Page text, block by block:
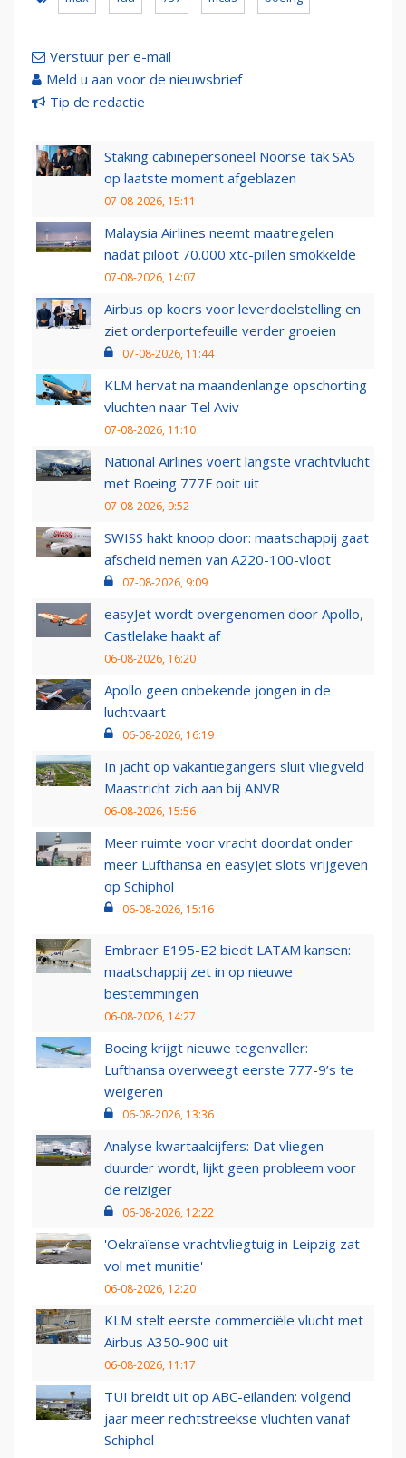
Verstuur per e-mail
Meld u aan voor de nieuwsbrief
Tip de redactie
Staking cabinepersoneel Noorse tak SAS
op laatste moment afgeblazen
07-08-2026, 15:11
Malaysia Airlines neemt maatregelen
nadat piloot 70.000 xtc-pillen smokkelde
07-08-2026, 14:07
Airbus op koers voor leverdoelstelling en
ziet orderportefeuille verder groeien
07-08-2026, 11:44
KLM hervat na maandenlange opschorting
vluchten naar Tel Aviv
07-08-2026, 11:10
National Airlines voert langste vrachtvlucht
met Boeing 777F ooit uit
07-08-2026, 9:52
SWISS hakt knoop door: maatschappij gaat
afscheid nemen van A220-100-vloot
07-08-2026, 9:09
easyJet wordt overgenomen door Apollo,
Castlelake haakt af
06-08-2026, 16:20
Apollo geen onbekende jongen in de
luchtvaart
06-08-2026, 16:19
In jacht op vakantiegangers sluit vliegveld
Maastricht zich aan bij ANVR
06-08-2026, 15:56
Meer ruimte voor vracht doordat onder
meer Lufthansa en easyJet slots vrijgeven
op Schiphol
06-08-2026, 15:16
Embraer E195-E2 biedt LATAM kansen:
maatschappij zet in op nieuwe
bestemmingen
06-08-2026, 14:27
Boeing krijgt nieuwe tegenvaller:
Lufthansa overweegt eerste 777-9’s te
weigeren
06-08-2026, 13:36
Analyse kwartaalcijfers: Dat vliegen
duurder wordt, lijkt geen probleem voor
de reiziger
06-08-2026, 12:22
'Oekraïense vrachtvliegtuig in Leipzig zat
vol met munitie'
06-08-2026, 12:20
KLM stelt eerste commerciële vlucht met
Airbus A350-900 uit
06-08-2026, 11:17
TUI breidt uit op ABC-eilanden: volgend
jaar meer rechtstreekse vluchten vanaf
Schiphol